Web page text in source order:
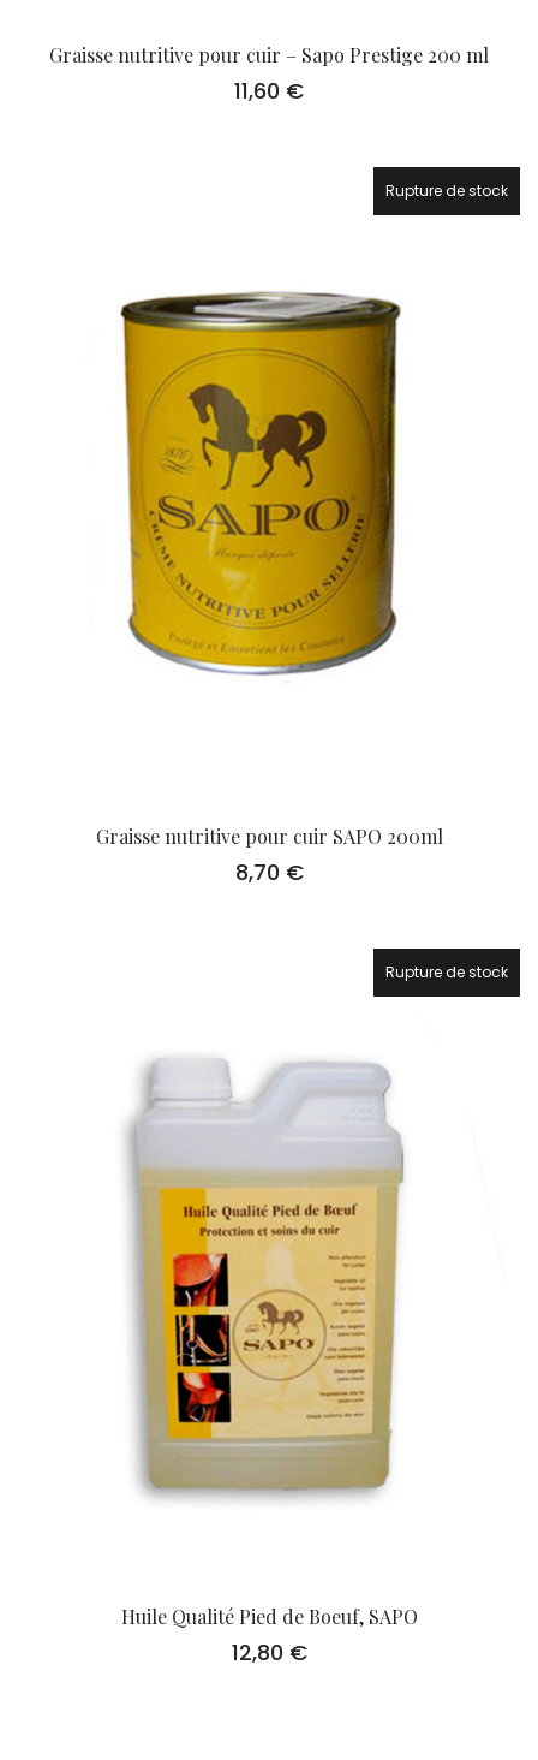
Graisse nutritive pour cuir – Sapo Prestige 200 ml
11,60 €
Rupture de stock
Graisse nutritive pour cuir SAPO 200ml
8,70 €
Rupture de stock
Huile Qualité Pied de Boeuf, SAPO
12,80 €